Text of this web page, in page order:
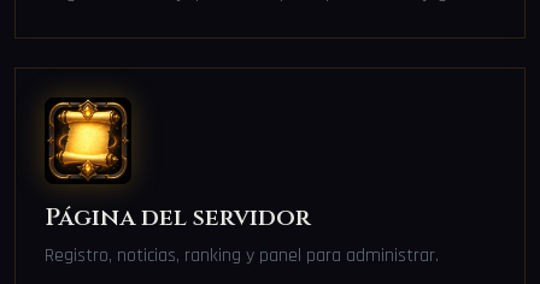
Página del servidor
Registro, noticias, ranking y panel para administrar.